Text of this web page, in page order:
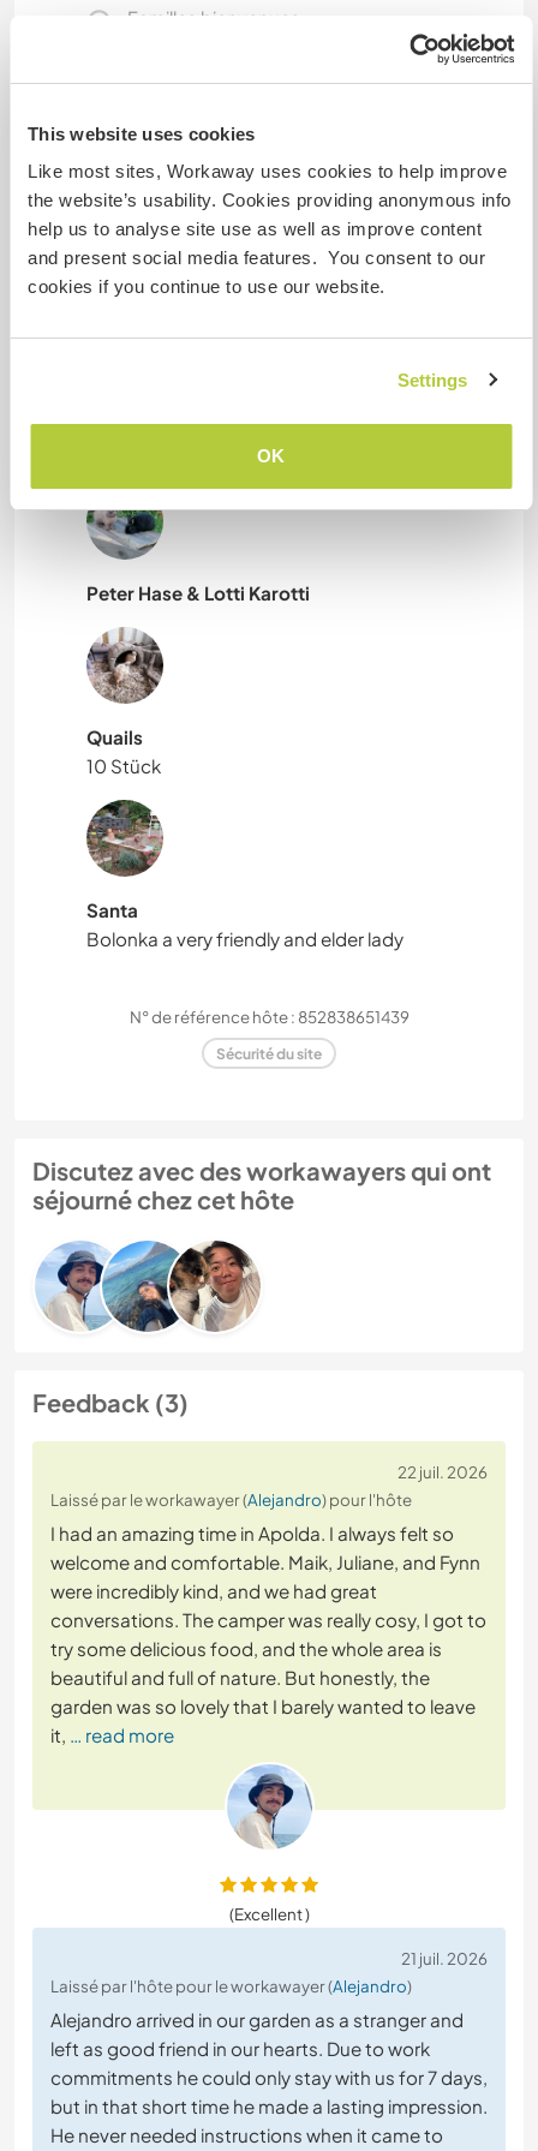
This website uses cookies
Like most sites, Workaway uses cookies to help improve
the website’s usability. Cookies providing anonymous info
help us to analyse site use as well as improve content
and present social media features. You consent to our
cookies if you continue to use our website.
Settings
OK
Familles bienvenues
pouvez-vous accueillir ?
Plus de 2
Mes animaux
Bees
Okay that's not our bees, that's Fynn xD
Peter Hase & Lotti Karotti
Quails
10 Stück
Santa
Bolonka a very friendly and elder lady
N° de référence hôte : 852838651439
Sécurité du site
Discutez avec des workawayers qui ont
séjourné chez cet hôte
Feedback (3)
22 juil. 2026
Laissé par le workawayer (Alejandro) pour l'hôte
I had an amazing time in Apolda. I always felt so
welcome and comfortable. Maik, Juliane, and Fynn
were incredibly kind, and we had great
conversations. The camper was really cosy, I got to
try some delicious food, and the whole area is
beautiful and full of nature. But honestly, the
garden was so lovely that I barely wanted to leave
it, … read more
(Excellent )
21 juil. 2026
Laissé par l'hôte pour le workawayer (Alejandro)
Alejandro arrived in our garden as a stranger and
left as good friend in our hearts. Due to work
commitments he could only stay with us for 7 days,
but in that short time he made a lasting impression.
He never needed instructions when it came to